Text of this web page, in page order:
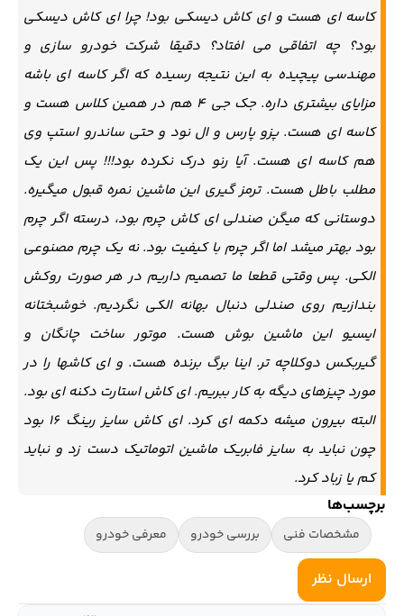
کاسه ای هست و ای کاش دیسکی بود! چرا ای کاش دیسکی
بود؟ چه اتفاقی می افتاد؟ دقیقا شرکت خودرو سازی و
مهندسی پیچیده به این نتیجه رسیده که اگر کاسه ای باشه
مزایای بیشتری داره. جک جی ۴ هم در همین کلاس هست و
کاسه ای هست. پزو پارس و ال نود و حتی ساندرو استپ وی
هم کاسه ای هست. آیا رنو درک نکرده بود!!! پس این یک
مطلب باطل هست. ترمز گیری این ماشین نمره قبول میگیره.‌
دوستانی که میگن صندلی ای کاش چرم بود، درسته اگر چرم
بود بهتر میشد اما اگر چرم با کیفیت بود. نه یک چرم مصنوعی
الکی. پس وقتی قطعا ما تصمیم داریم در هر صورت روکش
بندازیم روی صندلی دنبال بهانه الکی نگردیم.‌ خوشبختانه
ایسیو این ماشین بوش هست. موتور ساخت چانگان و
گیربکس دوکلاچه تر. اینا برگ برنده هست. و ای کاشها را در
مورد چیزهای دیگه به کار ببریم. ای کاش استارت دکنه ای بود.
البته بیرون میشه دکمه ای کرد. ای کاش سایز رینگ ۱۶ بود
چون نباید به سایز فابریک ماشین اتوماتیک دست زد و نباید
کم یا زباد کرد.
برچسب‌ها
مشخصات فنی بررسی خودرو معرفی خودرو
نظرات
ارسال نظر